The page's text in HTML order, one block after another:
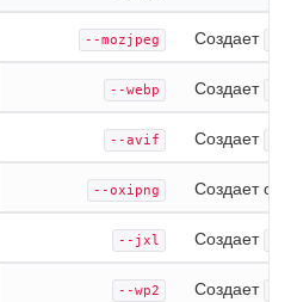
--mozjpeg Создает
--webp Создает
--avif Создает
--oxipng Создает
--jxl Создает
--wp2 Создает